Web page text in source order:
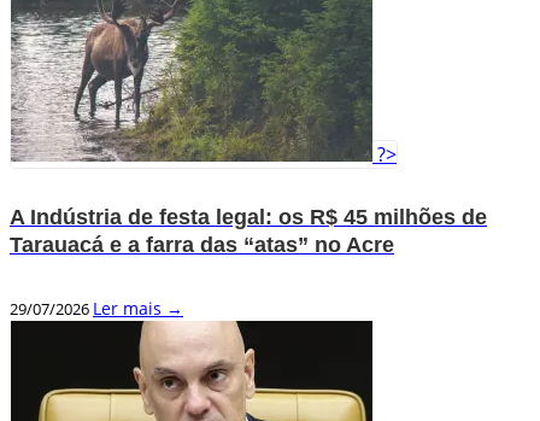
?>
A Indústria de festa legal: os R$ 45 milhões de
Tarauacá e a farra das “atas” no Acre
29/07/2026 Ler mais →